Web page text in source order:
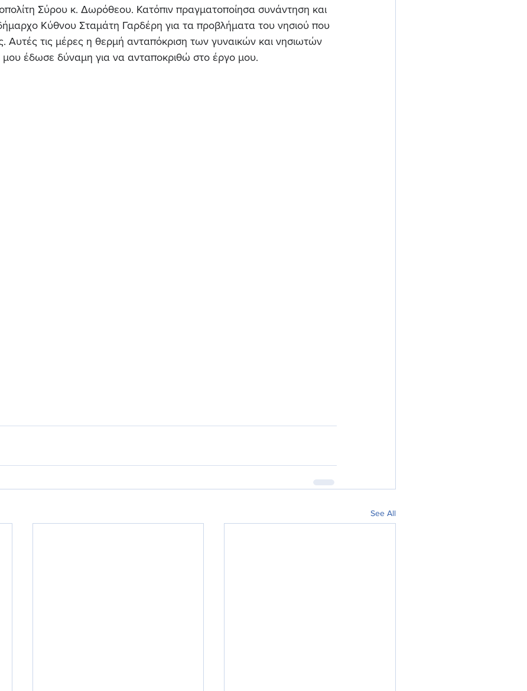
Σύρου κ. Δωρόθεου. Κατόπιν πραγματοποίησα συνάντηση και
Κύθνου Σταμάτη Γαρδέρη για τα προβλήματα του νησιού που
Αυτές τις μέρες η θερμή ανταπόκριση των γυναικών και νησιωτών
μου έδωσε δύναμη για να ανταποκριθώ στο έργο μου.
See All